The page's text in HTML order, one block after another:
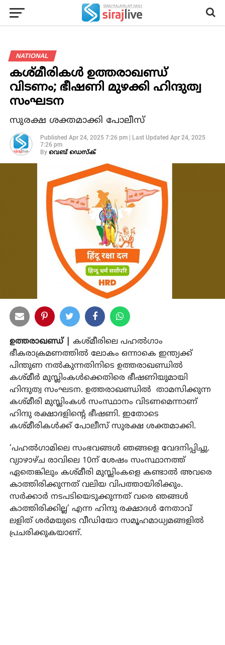
NATIONAL
കശ്മീരികള്‍ ഉത്തരാഖണ്ഡ്
വിടണം; ഭീഷണി മുഴക്കി ഹിന്ദുത്വ
സംഘടന
സുരക്ഷ ശക്തമാക്കി പോലീസ്
Published Apr 24, 2025 7:26 pm| Last Updated Apr 24, 2025
7:26 pm
By വെബ് ഡെസ്‌ക്
ഉത്തരാഖണ്ഡ് |
കശ്മീരിലെ പഹല്‍ഗാം
ഭീകരാക്രമണത്തിൽ ലോകം ഒന്നാകെ ഇന്ത്യക്ക്
പിന്തുണ നൽകുന്നതിനിടെ ഉത്തരാഖണ്ഡില്‍
കശ്മീർ മുസ്ലിംകൾക്കെതിരെ ഭീഷണിയുമായി
ഹിന്ദുത്വ സംഘടന. ഉത്തരാഖണ്ഡിൽ താമസിക്കുന്ന
കശ്മീരി മുസ്ലിംകള്‍ സംസ്ഥാനം വിടണമെന്നാണ്
ഹിന്ദു രക്ഷാദളിൻ്റെ ഭീഷണി. ഇതോടെ
കശ്മീരികൾക്ക് പോലീസ് സുരക്ഷ ശക്തമാക്കി.
‘പഹല്‍ഗാമിലെ സംഭവങ്ങള്‍ ഞങ്ങളെ വേദനിപ്പിച്ചു.
വ്യാഴാഴ്ച രാവിലെ 10ന് ശേഷം സംസ്ഥാനത്ത്
ഏതെങ്കിലും കശ്മീരി മുസ്ലിംകളെ കണ്ടാല്‍ അവരെ
കാത്തിരിക്കുന്നത് വലിയ വിപത്തായിരിക്കും.
സര്‍ക്കാര്‍ നടപടിയെടുക്കുന്നത് വരെ ഞങ്ങള്‍
കാത്തിരിക്കില്ല’ എന്ന ഹിന്ദു രക്ഷാദള്‍ നേതാവ്
ലളിത് ശര്‍മയുടെ വീഡിയോ സമൂഹമാധ്യമങ്ങളില്‍
പ്രചരിക്കുകയാണ്.